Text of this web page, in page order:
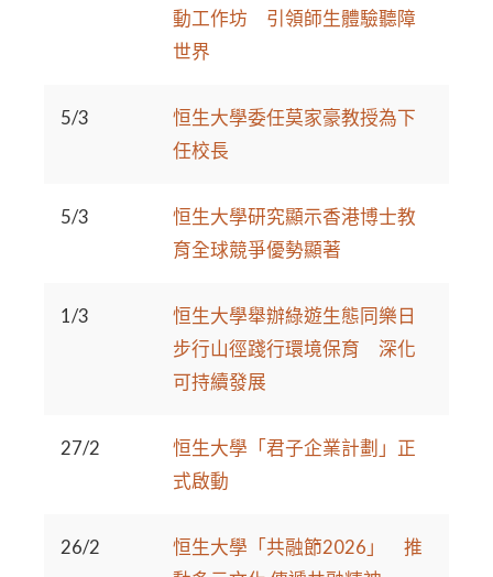
動工作坊 引領師生體驗聽障
世界
5/3
恒生大學委任莫家豪教授為下
任校長
5/3
恒生大學研究顯示香港博士教
育全球競爭優勢顯著
1/3
恒生大學舉辦綠遊生態同樂日
步行山徑踐行環境保育 深化
可持續發展
27/2
恒生大學「君子企業計劃」正
式啟動
26/2
恒生大學「共融節2026」 推